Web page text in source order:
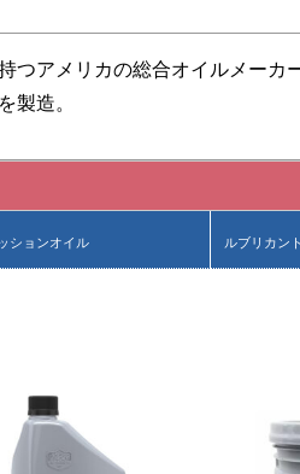
つアメリカの総合オイルメー
製造。
ションオイル ルブリカント